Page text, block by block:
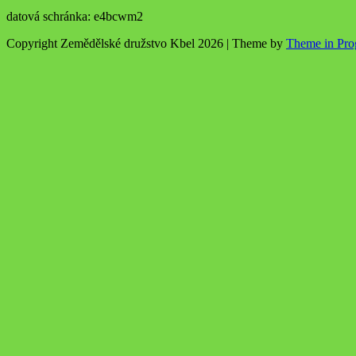
datová schránka: e4bcwm2
Copyright Zemědělské družstvo Kbel 2026 | Theme by Theme in